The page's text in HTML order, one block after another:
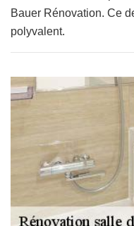
Bauer Rénovation. Ce
polyvalent.